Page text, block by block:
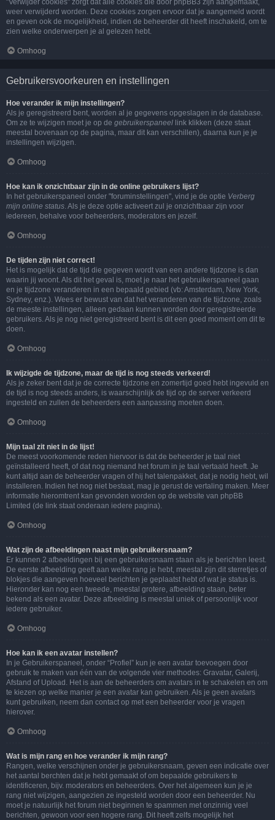
"Verwijder cookies" zorgt dat alle cookies die door phpBB3 zijn aangemaakt,
weer verwijderd worden. Deze cookies zorgen ervoor dat je aangemeld wordt
en geven ook de mogelijkheid, indien de beheerder dit heeft inschakeld, om te
zien welke onderwerpen je al gelezen hebt.
Omhoog
Gebruikersvoorkeuren en instellingen
Hoe verander ik mijn instellingen?
Als je geregistreerd bent, worden al je gegevens opgeslagen in de database.
Om ze te wijzigen moet je op de gebruikerspaneel link klikken (deze staat
meestal bovenaan op de pagina, maar dit kan verschillen), daarna kun je je
instellingen wijzigen.
Omhoog
Hoe kan ik onzichtbaar zijn in de online gebruikers lijst?
In het gebruikerspaneel onder "foruminstellingen", vind je de optie Verberg
mijn online status. Als je deze optie activeert zul je onzichtbaar zijn voor
iedereen, behalve voor beheerders, moderators en jezelf.
Omhoog
De tijden zijn niet correct!
Het is mogelijk dat de tijd die gegeven wordt van een andere tijdzone is dan
waarin jij woont. Als dit het geval is, moet je naar het gebruikerspaneel gaan
en je tijdzone veranderen in een bepaald gebied (vb: Amsterdam, New York,
Sydney, enz.). Wees er bewust van dat het veranderen van de tijdzone, zoals
de meeste instellingen, alleen gedaan kunnen worden door geregistreerde
gebruikers. Als je nog niet geregistreerd bent is dit een goed moment om dit te
doen.
Omhoog
Ik wijzigde de tijdzone, maar de tijd is nog steeds verkeerd!
Als je zeker bent dat je de correcte tijdzone en zomertijd goed hebt ingevuld en
de tijd is nog steeds anders, is waarschijnlijk de tijd op de server verkeerd
ingesteld en zullen de beheerders een aanpassing moeten doen.
Omhoog
Mijn taal zit niet in de lijst!
De meest voorkomende reden hiervoor is dat de beheerder je taal niet
geïnstalleerd heeft, of dat nog niemand het forum in je taal vertaald heeft. Je
kunt altijd aan de beheerder vragen of hij het talenpakket, dat je nodig hebt, wil
installeren. Indien het nog niet bestaat, mag je gerust de vertaling maken. Meer
informatie hieromtrent kan gevonden worden op de website van phpBB
Limited (de link staat onderaan iedere pagina).
Omhoog
Wat zijn de afbeeldingen naast mijn gebruikersnaam?
Er kunnen 2 afbeeldingen bij een gebruikersnaam staan als je berichten leest.
De eerste afbeelding geeft aan welke rang je hebt, meestal zijn dit sterretjes of
blokjes die aangeven hoeveel berichten je geplaatst hebt of wat je status is.
Hieronder kan nog een tweede, meestal grotere, afbeelding staan, beter
bekend als een avatar. Deze afbeelding is meestal uniek of persoonlijk voor
iedere gebruiker.
Omhoog
Hoe kan ik een avatar instellen?
In je Gebruikerspaneel, onder “Profiel” kun je een avatar toevoegen door
gebruik te maken van één van de volgende vier methodes: Gravatar, Galerij,
Afstand of Upload. Het is aan de beheerders om avatars in te schakelen en om
te kiezen op welke manier je een avatar kan gebruiken. Als je geen avatars
kunt gebruiken, neem dan contact op met een beheerder voor je vragen
hierover.
Omhoog
Wat is mijn rang en hoe verander ik mijn rang?
Rangen, welke verschijnen onder je gebruikersnaam, geven een indicatie over
het aantal berchten dat je hebt gemaakt of om bepaalde gebruikers te
identificeren, bijv. moderators en beheerders. Over het algemeen kun je je
rang niet wijzigen, aangezien ze ingesteld worden door een beheerder. Nu
moet je natuurlijk het forum niet beginnen te spammen met onzinnig veel
berichten, gewoon voor een hogere rang. Dit heeft zelfs mogelijk het